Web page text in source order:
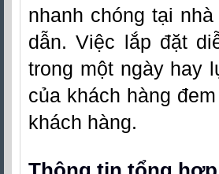
nhanh chóng tại
dẫn. Việc lắp đặt
trong một ngày hay
của khách hàng
khách hàng.